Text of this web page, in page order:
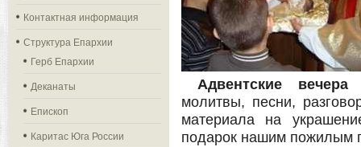
Контактная информация
Структура Епархии
Герб Епархии
Деканаты
Епископ
Каритас Юга России
Адвентские вечера
молитвы, песни,
материала на
подарок нашим пожилым